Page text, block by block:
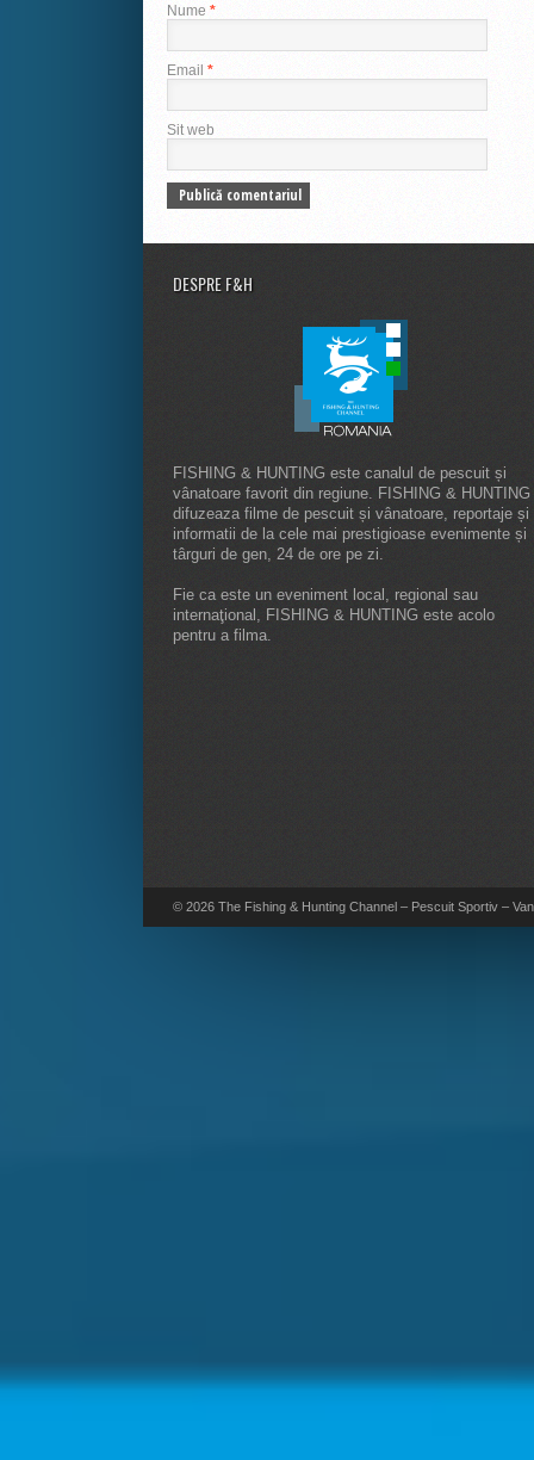
Nume *
Email *
Sit web
DESPRE F&H
FISHING & HUNTING este canalul de pescuit și
vânatoare favorit din regiune. FISHING & HUNTING
difuzeaza filme de pescuit și vânatoare, reportaje și
informatii de la cele mai prestigioase evenimente și
târguri de gen, 24 de ore pe zi.
Fie ca este un eveniment local, regional sau
internaţional, FISHING & HUNTING este acolo
pentru a filma.
© 2026 The Fishing & Hunting Channel – Pescuit Sportiv –